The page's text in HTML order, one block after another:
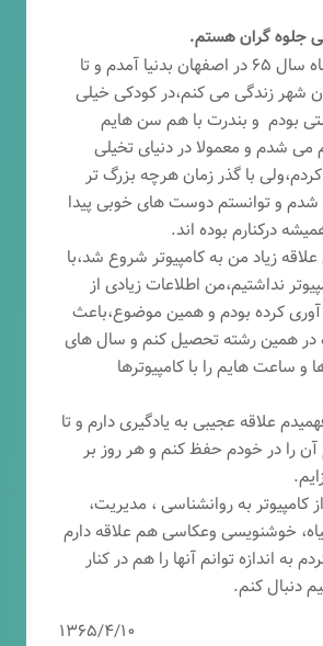
جلوه گران هستم.
من در دهم تیر ماه سال ۶۵ در اصفهان بدنیا آمدم و تا
شهر زندگی می کنم،در کودکی خیلی
بودم و بندرت با هم سن هایم
می شدم و معمولا در دنیای تخیلی
با گذر زمان هرچه بزرگ تر
شدم و توانستم دوست های خوبی پیدا
درکنارم بوده اند.
زیاد من به کامپیوتر شروع شد،با
نداشتیم،من اطلاعات زیادی از
آوری کرده بودم و همین موضوع،باعث
در همین رشته تحصیل کنم و سال های
و ساعت هایم را با کامپیوترها
علاقه عجیبی به یادگیری دارم و تا
را در خودم حفظ کنم و هر روز بر
کامپیوتر به روانشناسی ، مدیریت،
خوشنویسی وعکاسی هم علاقه دارم
به اندازه توانم آنها را هم در کنار
دنبال کنم.
۱۳۶۵/۴/۱۰